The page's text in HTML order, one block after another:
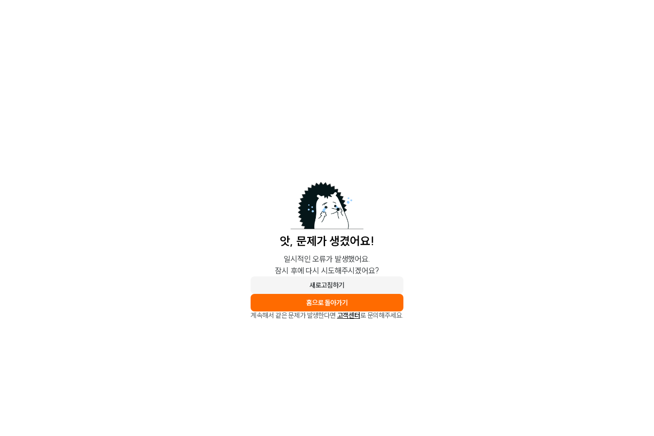
앗, 문제가 생겼어요!
일시적인 오류가 발생했어요.
잠시 후에 다시 시도해주시겠어요?
새로고침하기
홈으로 돌아가기
계속해서 같은 문제가 발생한다면 고객센터로 문의해주세요.